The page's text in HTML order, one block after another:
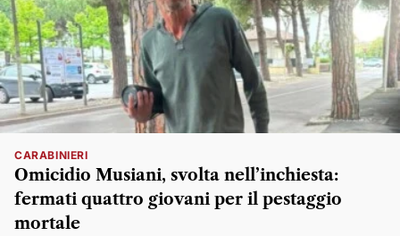
CARABINIERI
Omicidio Musiani, svolta nell’inchiesta:
fermati quattro giovani per il pestaggio
mortale